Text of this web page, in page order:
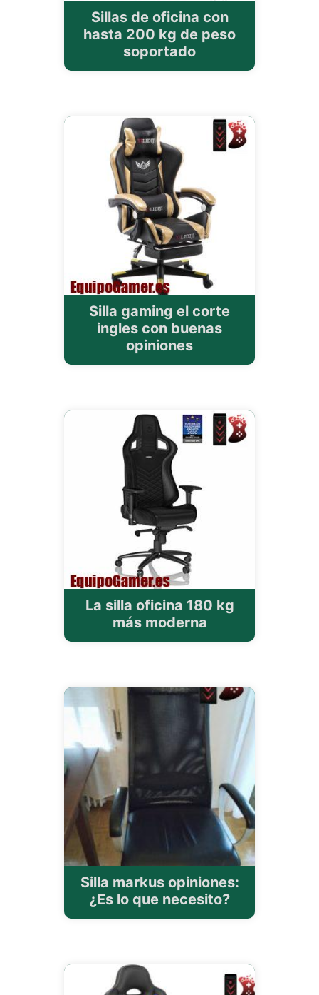
Sillas de oficina con
hasta 200 kg de peso
soportado
Silla gaming el corte
ingles con buenas
opiniones
La silla oficina 180 kg
más moderna
Silla markus opiniones:
¿Es lo que necesito?